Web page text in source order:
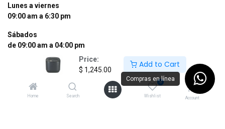
Price:
$ 1,245.00
Add to Cart
Home Search
0
Wishlist Account
Lunes a viernes
09:00 am a 6:30 pm
Sábados
de 09:00 am a 04:00 pm
Tel: (55) 50255181 Ext. 800 y 812
Whatsapp +52 56 10704437
contacto@supermexdigital.com
Compras en línea